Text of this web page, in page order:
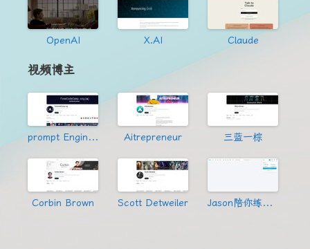
OpenAI X.AI Claude
视频博主
prompt Engineering Aitrepreneur 三蓝一棕
Corbin Brown Scott Detweiler Jason陪你练绝技